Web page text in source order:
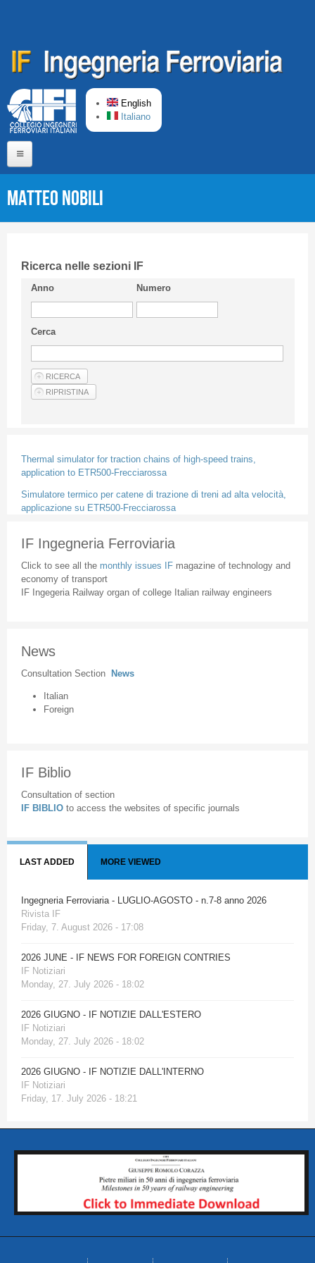
English
Italiano
Short presentation CIFI
Guideline
Privacy & Policy
Articles
Matteo NOBILI
Ricerca nelle sezioni IF
Anno Numero
Cerca
Thermal simulator for traction chains of high-speed trains,
application to ETR500-Frecciarossa
Simulatore termico per catene di trazione di treni ad alta velocità,
applicazione su ETR500-Frecciarossa
IF Ingegneria Ferroviaria
Click to see all the monthly issues IF magazine of technology and
economy of transport
IF Ingegeria Railway organ of college Italian railway engineers
News
Consultation Section News
Italian
Foreign
IF Biblio
Consultation of section
IF BIBLIO to access the websites of specific journals
LAST ADDED MORE VIEWED
Ingegneria Ferroviaria - LUGLIO-AGOSTO - n.7-8 anno 2026
Rivista IF
Friday, 7. August 2026 - 17:08
2026 JUNE - IF NEWS FOR FOREIGN CONTRIES
IF Notiziari
Monday, 27. July 2026 - 18:02
2026 GIUGNO - IF NOTIZIE DALL'ESTERO
IF Notiziari
Monday, 27. July 2026 - 18:02
2026 GIUGNO - IF NOTIZIE DALL'INTERNO
IF Notiziari
Friday, 17. July 2026 - 18:21